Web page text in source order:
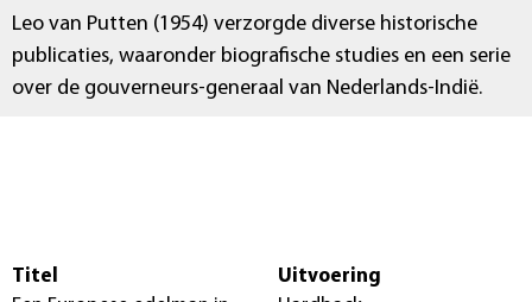
Leo van Putten (1954) verzorgde diverse historische
publicaties, waaronder biografische studies en een serie
over de gouverneurs-generaal van Nederlands-Indië.
Titel
Uitvoering